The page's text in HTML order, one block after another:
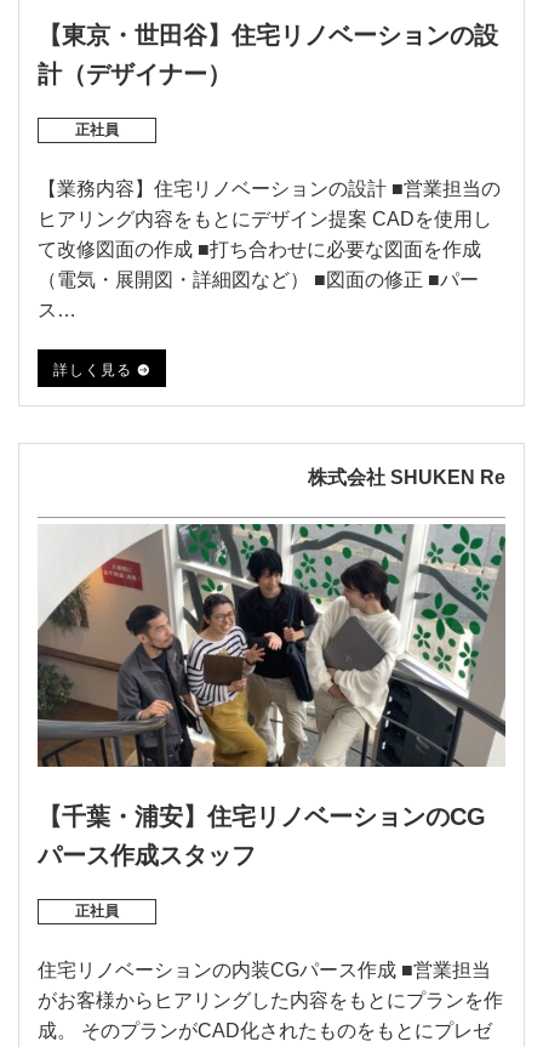
【東京・世田谷】住宅リノベーションの設
計（デザイナー）
正社員
【業務内容】住宅リノベーションの設計 ■営業担当の
ヒアリング内容をもとにデザイン提案 CADを使用し
て改修図面の作成 ■打ち合わせに必要な図面を作成
（電気・展開図・詳細図など） ■図面の修正 ■パー
ス…
詳しく見る
株式会社 SHUKEN Re
【千葉・浦安】住宅リノベーションのCG
パース作成スタッフ
正社員
住宅リノベーションの内装CGパース作成 ■営業担当
がお客様からヒアリングした内容をもとにプランを作
成。 そのプランがCAD化されたものをもとにプレゼ